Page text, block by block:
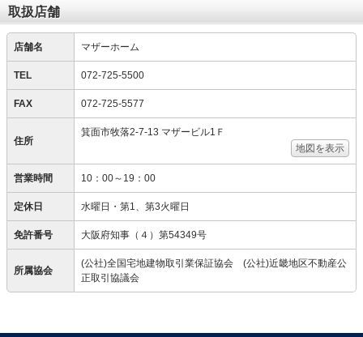
取扱店舗
店舗名 マザーホーム
TEL 072-725-5500
FAX 072-725-5577
住所
箕面市牧落2-7-13 マザービル1Ｆ
地図を表示
営業時間 10：00～19：00
定休日 水曜日・第1、第3火曜日
免許番号 大阪府知事（４）第54349号
所属協会
(公社)全国宅地建物取引業保証協会 (公社)近畿地区不動産公
正取引協議会